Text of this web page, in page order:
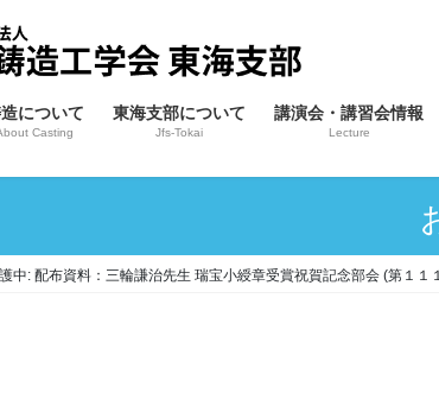
について
Casting
東海支部について
Jfs-Tokai
講演会・講習会情報
Lecture
中: 配布資料：三輪謙治先生 瑞宝小綬章受賞祝賀記念部会 (第１１